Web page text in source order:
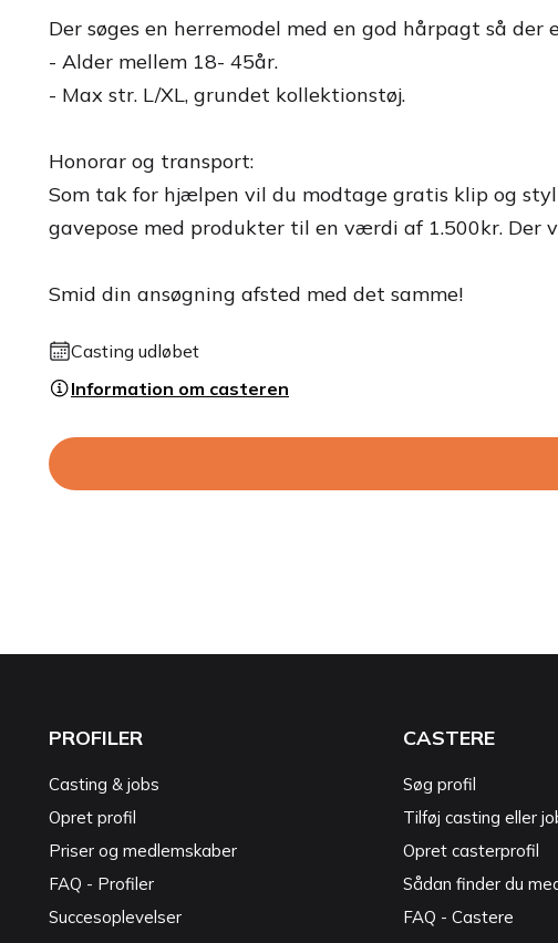
Der søges en herremodel med en god hårpagt så der
- Alder mellem 18- 45år.
- Max str. L/XL, grundet kollektionstøj.
Honorar og transport:
Som tak for hjælpen vil du modtage gratis klip og
gavepose med produkter til en værdi af 1.500kr.
Smid din ansøgning afsted med det samme!
Casting udløbet
Information om casteren
PROFILER
Casting & jobs
Opret profil
Priser og medlemskaber
FAQ - Profiler
Succesoplevelser
CASTERE
Søg profil
Tilføj casting eller
Opret casterprofil
Sådan finder du
FAQ - Castere